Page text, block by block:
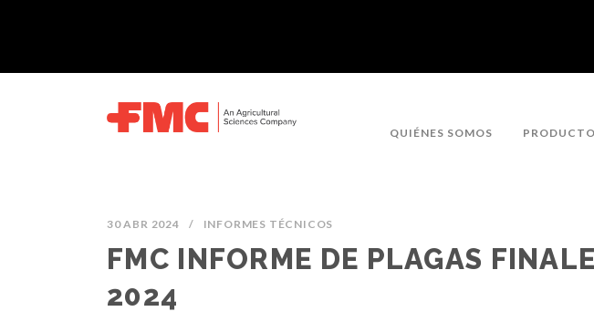
QUIÉNES SOMOS
30 ABR 2024 / INFORMES TÉCNICOS
FMC INFORME DE PLAGAS
2024